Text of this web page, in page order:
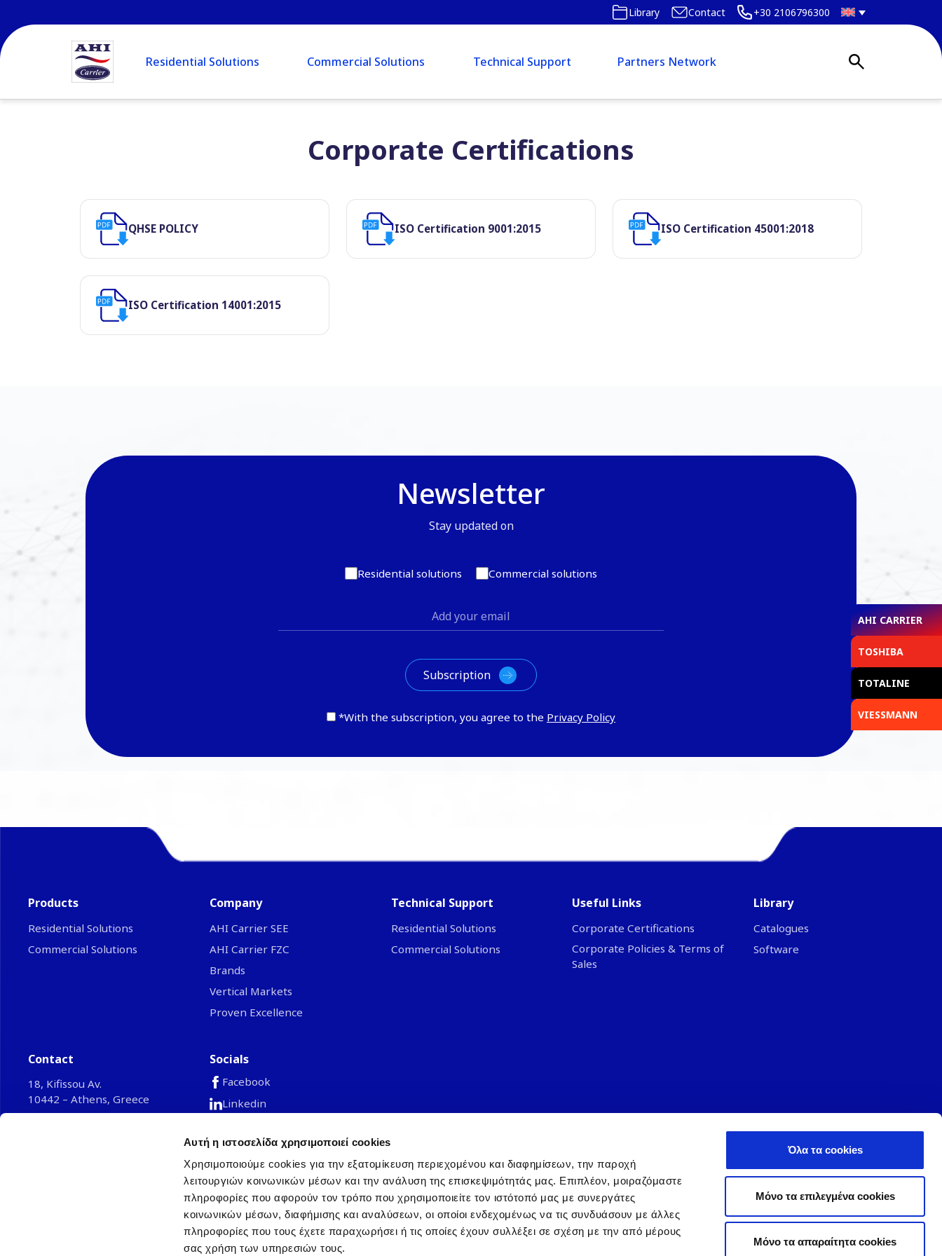
Αυτή η ιστοσελίδα χρησιμοποιεί cookies
Χρησιμοποιούμε cookies για την εξατομίκευση περιεχομένου και διαφημίσεων, την παροχή
λειτουργιών κοινωνικών μέσων και την ανάλυση της επισκεψιμότητάς μας. Επιπλέον, μοιραζόμαστε
πληροφορίες που αφορούν τον τρόπο που χρησιμοποιείτε τον ιστότοπό μας με συνεργάτες
κοινωνικών μέσων, διαφήμισης και αναλύσεων, οι οποίοι ενδεχομένως να τις συνδυάσουν με άλλες
πληροφορίες που τους έχετε παραχωρήσει ή τις οποίες έχουν συλλέξει σε σχέση με την από μέρους
σας χρήση των υπηρεσιών τους.
Όλα τα cookies
Μόνο τα επιλεγμένα cookies
Mόνο τα απαραίτητα cookies
Library Contact +30 2106796300
Residential Solutions Commercial Solutions Technical Support Partners Network
Corporate Certifications
QHSE POLICY ISO Certification 9001:2015 ISO Certification 45001:2018
ISO Certification 14001:2015
Newsletter
Stay updated on
Residential solutions Commercial solutions
*With the subscription, you agree to the Privacy Policy
Products
Residential Solutions
Commercial Solutions
Company
ΑΗΙ Carrier SEE
AHI Carrier FZC
Brands
Vertical Markets
Proven Excellence
Technical Support
Residential Solutions
Commercial Solutions
Useful Links
Corporate Certifications
Corporate Policies & Terms of
Sales
Library
Catalogues
Software
Contact
18, Kifissou Av.
10442 – Athens, Greece
Socials
Facebook
Linkedin
TikTok
© 2026 AHI Carrier S.E. Europe Single Member S.A
General Commercial Register: 002134301000
Privacy Policy Change of Consent
AHI CARRIER
TOSHIBA
TOTALINE
VIESSMANN